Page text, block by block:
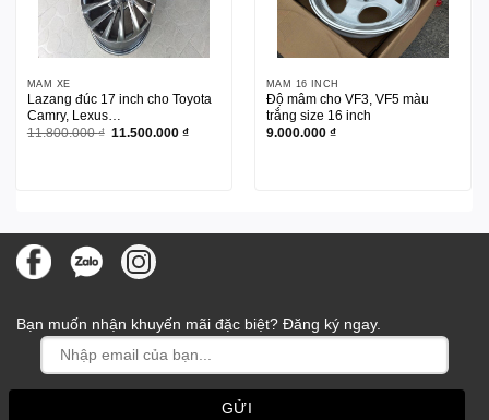
MÂM XE
Lazang đúc 17 inch cho Toyota
Camry, Lexus…
11.800.000₫ Giá
11.500.000₫Giá
MÂM 16 INCH
Độ mâm cho VF3, VF5 màu
trắng size 16 inch
9.000.000 ₫
Bạn muốn nhận khuyến mãi đặc biệt? Đăng ký ngay.